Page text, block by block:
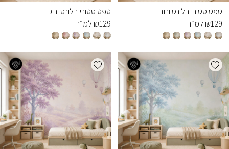
טפט סטורי בלונס ורוד
₪129 למ״ר
טפט סטורי בלונס ירוק
₪129 למ״ר
Add wishlist
Add wishlist